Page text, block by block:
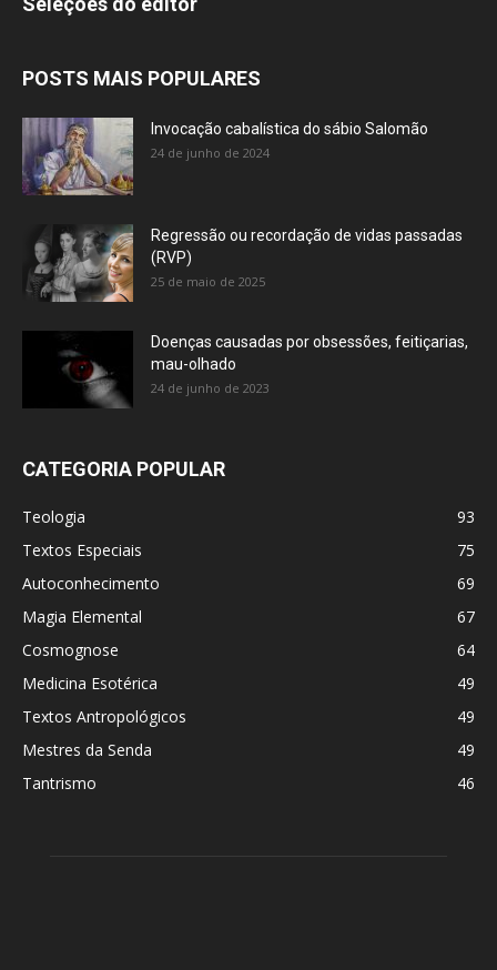
POSTS MAIS POPULARES
Invocação cabalística do sábio Salomão
24 de junho de 2024
Regressão ou recordação de vidas passadas
(RVP)
25 de maio de 2025
Doenças causadas por obsessões, feitiçarias,
mau-olhado
24 de junho de 2023
CATEGORIA POPULAR
Teologia
93
Textos Especiais
75
Autoconhecimento
69
Magia Elemental
67
Cosmognose
64
Medicina Esotérica
49
Textos Antropológicos
49
Mestres da Senda
49
Tantrismo
46